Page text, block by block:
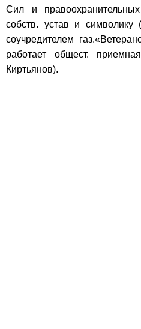
Сил и
собств. устав и символику
соучредителем
работает общест.
Киртьянов).